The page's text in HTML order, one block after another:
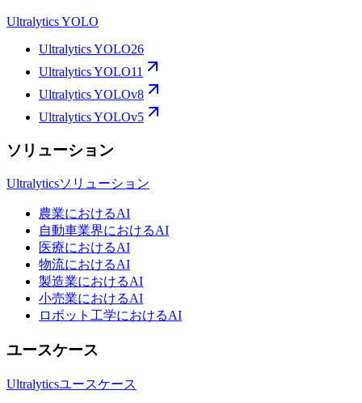
Ultralytics YOLO
Ultralytics YOLO26
Ultralytics YOLO11
Ultralytics YOLOv8
Ultralytics YOLOv5
ソリューション
Ultralyticsソリューション
農業におけるAI
自動車業界におけるAI
医療におけるAI
物流におけるAI
製造業におけるAI
小売業におけるAI
ロボット工学におけるAI
ユースケース
Ultralyticsユースケース